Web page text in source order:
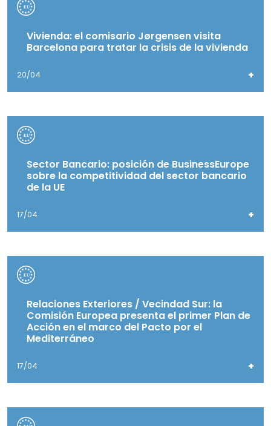
Vivienda: el comisario Jørgensen visita
Barcelona para tratar la crisis de la vivienda
20/04 +
Sector Bancario: posición de BusinessEurope
sobre la competitividad del sector bancario
de la UE
17/04 +
Relaciones Exteriores / Vecindad Sur: la
Comisión Europea presenta el primer Plan de
Acción en el marco del Pacto por el
Mediterráneo
17/04 +